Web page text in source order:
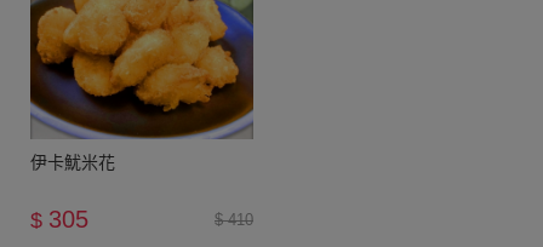
伊卡魷米花
$ 410
$ 305